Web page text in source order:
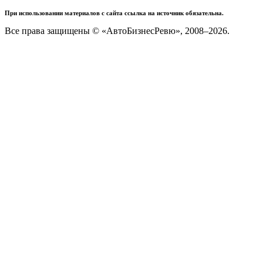
При использовании материалов с сайта ссылка на источник обязательна.
Все права защищены © «АвтоБизнесРевю», 2008–2026.